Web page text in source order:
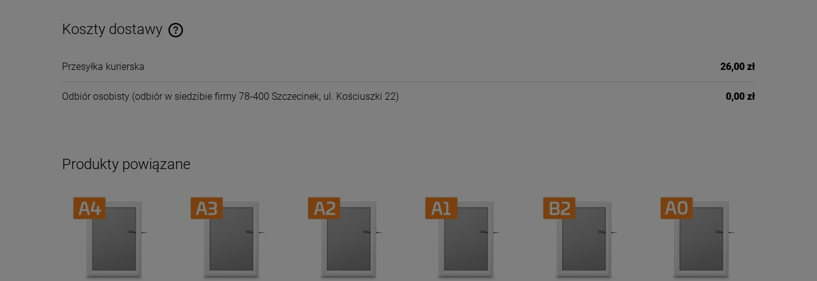
Koszty dostawy
Przesyłka kurierska 26,00 zł
Odbiór osobisty (odbiór w siedzibie firmy 78-400 Szczecinek, ul. Kościuszki 22) 0,00 zł
Produkty powiązane